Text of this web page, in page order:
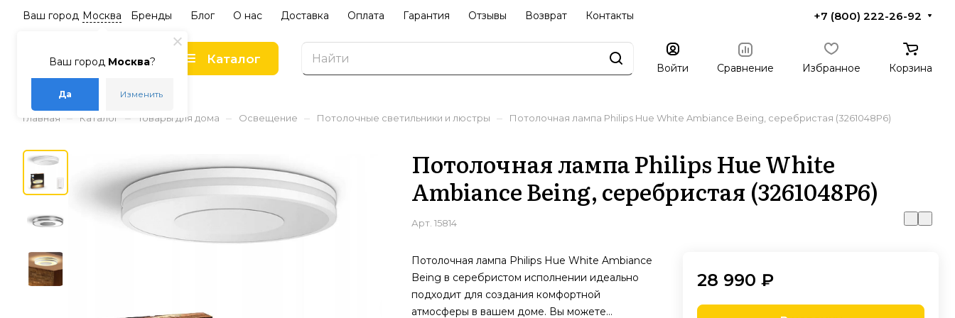
Ваш город Москва?
Да Изменить
Ваш город Москва Бренды Блог О нас Доставка Оплата Гарантия Отзывы Возврат Контакты +7 (800) 222-26-92
Каталог
Войти Сравнение Избранное Корзина
Главная – Каталог – Товары для дома – Освещение – Потолочные светильники и люстры – Потолочная лампа Philips Hue White Ambiance Being, серебристая (3261048P6)
Потолочная лампа Philips Hue White
Ambiance Being, серебристая (3261048P6)
Арт. 15814
Потолочная лампа Philips Hue White Ambiance
Being в серебристом исполнении идеально
подходит для создания комфортной
атмосферы в вашем доме. Вы можете
28 990 ₽